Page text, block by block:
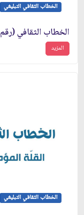
الخطاب الثقافي التبليغي
الخطاب الثقافي (رقم 61)
المزيد
الخطاب الثقافي التبليغي